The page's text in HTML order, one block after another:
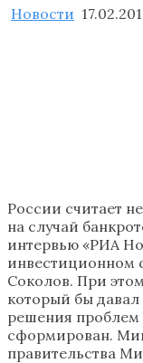
Новости
России считает
на случай
интервью «РИА
инвестиционном
Соколов. При
который бы
решения
сформирован.
правительства